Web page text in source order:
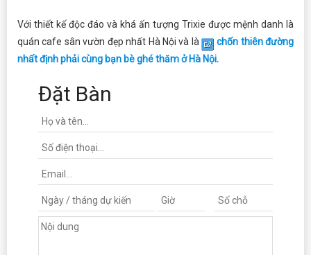
Với thiết kế độc đáo và khá ấn tượng Trixie được mệnh danh là
quán cafe sân vườn đẹp nhất Hà Nội và là
chốn thiên đường
nhất định phải cùng bạn bè ghé thăm ở Hà Nội.
Đặt Bàn